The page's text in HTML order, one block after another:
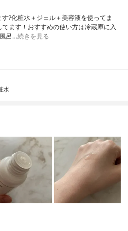
?化粧水＋ジェル＋美容液を使ってま
ます！おすすめの使い方は冷蔵庫に入
呂…続きを見る
水